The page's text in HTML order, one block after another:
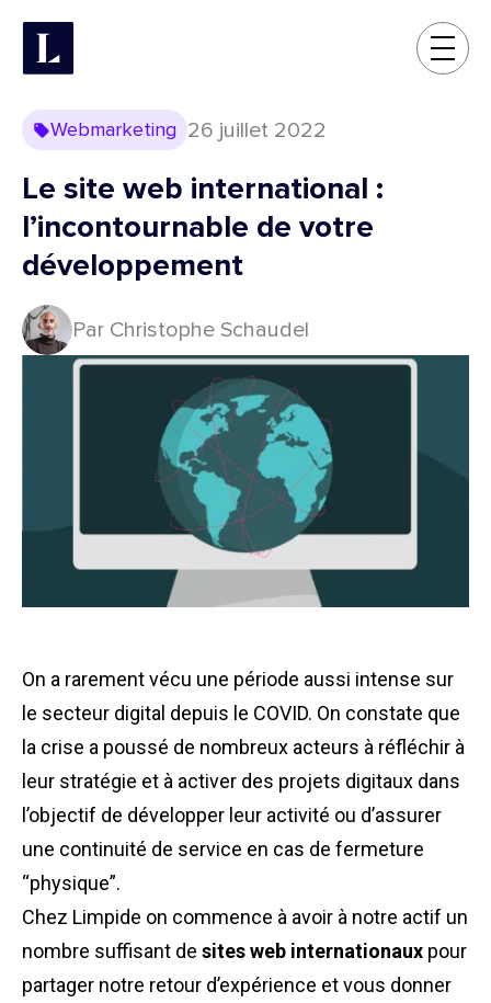
Webmarketing 26 juillet 2022
Le site web international :
l’incontournable de votre
développement
Par Christophe Schaudel
On a rarement vécu une période aussi intense sur
le secteur digital depuis le COVID. On constate que
la crise a poussé de nombreux acteurs à réfléchir à
leur stratégie et à activer des projets digitaux dans
l’objectif de développer leur activité ou d’assurer
une continuité de service en cas de fermeture
“physique”.
Chez Limpide on commence à avoir à notre actif un
nombre suffisant de sites web internationaux pour
partager notre retour d’expérience et vous donner